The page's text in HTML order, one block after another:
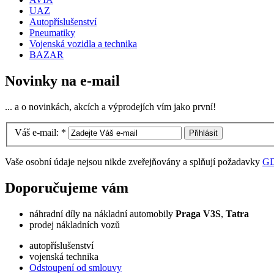
UAZ
Autopříslušenství
Pneumatiky
Vojenská vozidla a technika
BAZAR
Novinky na e-mail
... a o novinkách, akcích a výprodejích vím jako první!
Váš e-mail: *
Vaše osobní údaje nejsou nikde zveřejňovány a splňují požadavky
Doporučujeme vám
náhradní díly na nákladní automobily Praga V3S, Tatra
prodej nákladních vozů
autopříslušenství
vojenská technika
Odstoupení od smlouvy